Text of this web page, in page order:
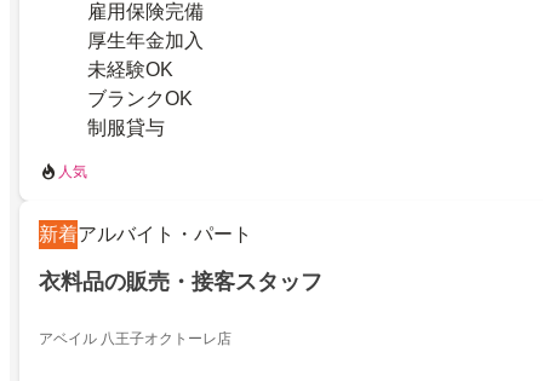
雇用保険完備
厚生年金加入
未経験OK
ブランクOK
制服貸与
人気
新着アルバイト・パート
衣料品の販売・接客スタッフ
アベイル 八王子オクトーレ店